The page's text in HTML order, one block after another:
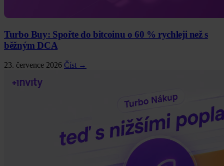
Turbo Buy: Spořte do bitcoinu o 60 % rychleji než s
běžným DCA
23. července 2026 Číst →